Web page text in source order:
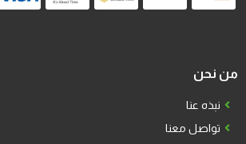
من نحن
نبذه عنا
تواصل معنا